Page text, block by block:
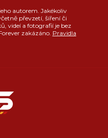
autorem. Jakékoliv
převzetí, šíření či
videí a fotografií je bez
zakázáno. Pravidla